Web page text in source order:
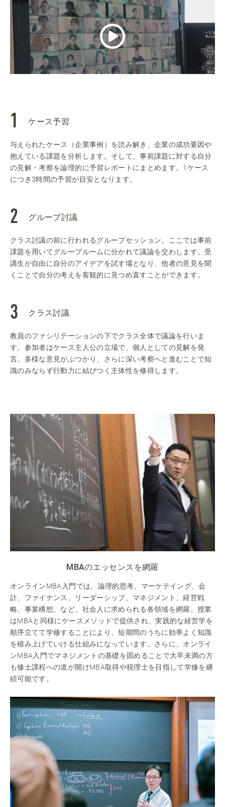
ケース予習
与えられたケース（企業事例）を読み解き、企業の成功要因や
抱えている課題を分析します。そして、事前課題に対する自分
の見解・考察を論理的に予習レポートにまとめます。1ケース
につき3時間の予習が目安となります。
グループ討議
クラス討議の前に行われるグループセッション。ここでは事前
課題を用いてグループルームに分かれて議論を交わします。受
講生が自由に自分のアイデアを試す場となり、他者の意見を聞
くことで自分の考えを客観的に見つめ直すことができます。
クラス討議
教員のファシリテーションの下でクラス全体で議論を行いま
す。参加者はケース主人公の立場で、個人としての見解を発
言。多様な意見がぶつかり、さらに深い考察へと進むことで知
識のみならず行動力に結びつく主体性を修得します。
MBAのエッセンスを網羅
オンラインMBA入門では、論理的思考、マーケテイング、会
計、ファイナンス、リーダーシップ、マネジメント、経営戦
略、事業構想、など、社会人に求められる各領域を網羅。授業
はMBAと同様にケースメソッドで提供され、実践的な経営学を
順序立てて学修することにより、短期間のうちに効率よく知識
を積み上げていける仕組みになっています。さらに、オンライ
ンMBA入門でマネジメントの基礎を固めることで大卒未満の方
も修士課程への道が開けMBA取得や税理士を目指して学修を継
続可能です。